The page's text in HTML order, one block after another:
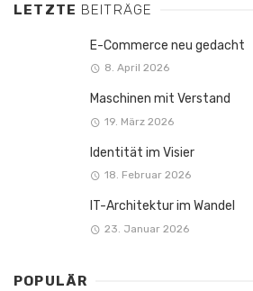
LETZTE BEITRÄGE
E-Commerce neu gedacht
8. April 2026
Maschinen mit Verstand
19. März 2026
Identität im Visier
18. Februar 2026
IT-Architektur im Wandel
23. Januar 2026
POPULÄR